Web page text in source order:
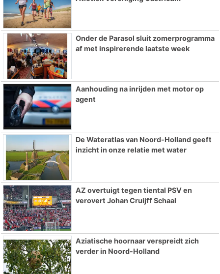
Onder de Parasol sluit zomerprogramma
af met inspirerende laatste week
Aanhouding na inrijden met motor op
agent
De Wateratlas van Noord-Holland geeft
inzicht in onze relatie met water
AZ overtuigt tegen tiental PSV en
verovert Johan Cruijff Schaal
Aziatische hoornaar verspreidt zich
verder in Noord-Holland